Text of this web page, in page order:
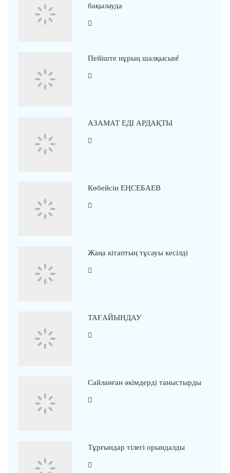
бақылауда
Пейіште нұрың шалқысын!
АЗАМАТ ЕДІ АРДАҚТЫ
Көбейсін ЕҢСЕБАЕВ
Жаңа кітаптың тұсауы кесілді
ТАҒАЙЫНДАУ
Сайланған әкімдерді таныстырды
Тұрғындар тілегі орындалды